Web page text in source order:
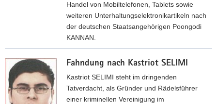
r
d
K
F
a
h
a
Handel von Mobiltelefonen, Tablets sowie
weiteren Unterhaltungselektronikartikeln nach
der deutschen Staatsangehörigen Poongodi
KANNAN.
n
t
e
Fahndung nach Kastriot SELIMI
Kastriot SELIMI steht im dringenden
Tatverdacht, als Gründer und Rädelsführer
einer kriminellen Vereinigung im